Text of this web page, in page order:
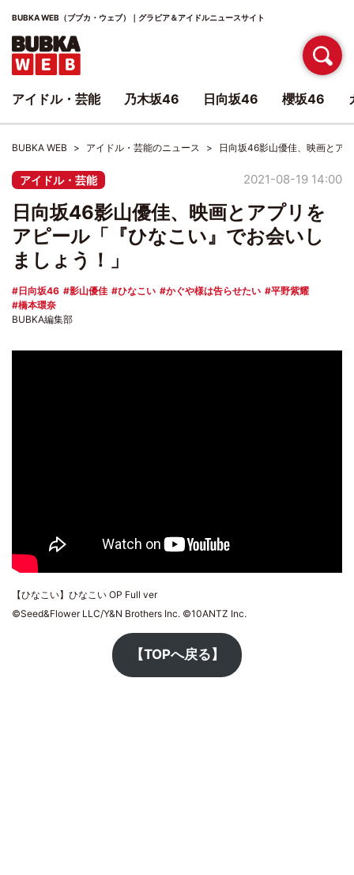
BUBKA WEB（ブブカ・ウェブ）｜グラビア＆アイドルニュースサイト
BUBKA WEB アイドル・芸能のニュース 日向坂46影山優佳、映画とア
アイドル・芸能 2021-08-19 14:00
日向坂46影山優佳、映画とアプリを
アピール「『ひなこい』でお会いし
ましょう！」
日向坂46 影山優佳 ひなこい かぐや様は告らせたい
平野紫耀
橋本環奈
BUBKA編集部
【ひなこい】ひなこい OP Full ver
©Seed&Flower LLC/Y&N Brothers Inc. ©10ANTZ Inc.
【TOPへ戻る】
アイドル・芸能 乃木坂46 日向坂46 櫻坂46